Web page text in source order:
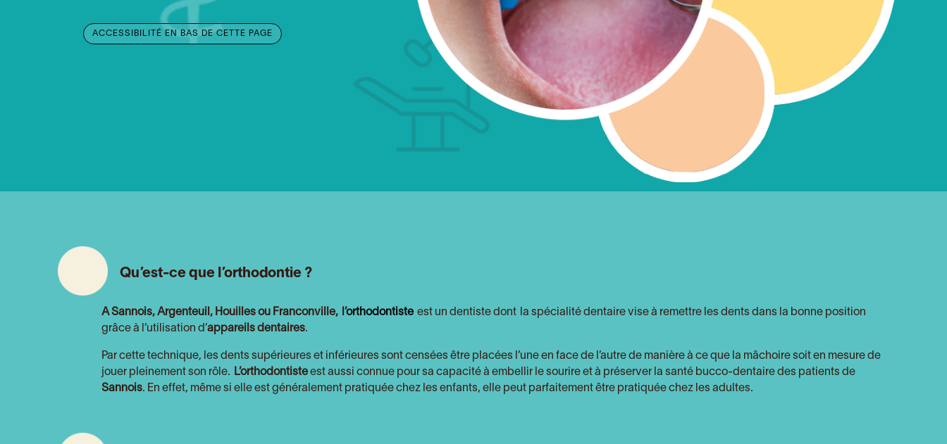
ACCESSIBILITÉ EN BAS DE CETTE PAGE
Qu’est-ce que l’orthodontie ?
A Sannois, Argenteuil, Houilles ou Franconville, l’orthodontiste est un dentiste dont la spécialité dentaire vise à remettre les dents dans la bonne position
grâce à l’utilisation d’appareils dentaires.
Par cette technique, les dents supérieures et inférieures sont censées être placées l’une en face de l’autre de manière à ce que la mâchoire soit en mesure de
jouer pleinement son rôle.
L’orthodontiste est aussi connue pour sa capacité à embellir le sourire et à préserver la santé bucco-dentaire des patients de
Sannois. En effet, même si elle est généralement pratiquée chez les enfants, elle peut parfaitement être pratiquée chez les adultes.